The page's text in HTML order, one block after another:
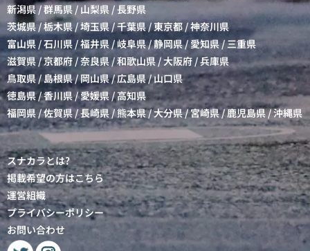
新潟県/群馬県 / 山梨県 /長野県
茨城県 /栃木県/埼玉県/千葉県/東京都 /神奈川県
富山県 /石川県 /福井県/岐阜県/静岡県/愛知県/三重県
滋賀県/京都府/奈良県 /和歌山県/大阪府 /兵庫県
鳥取県 / 島根県/岡山県/広島県/山口県
徳島県/香川県/愛媛県 /高知県
福岡県 /佐賀県 /長崎県/熊本県/大分県/宮崎県/鹿児島県/沖縄県
スナカラとは?
掲載希望の方はこちら
運営組織
プライバシーポリシー
お問い合わせ